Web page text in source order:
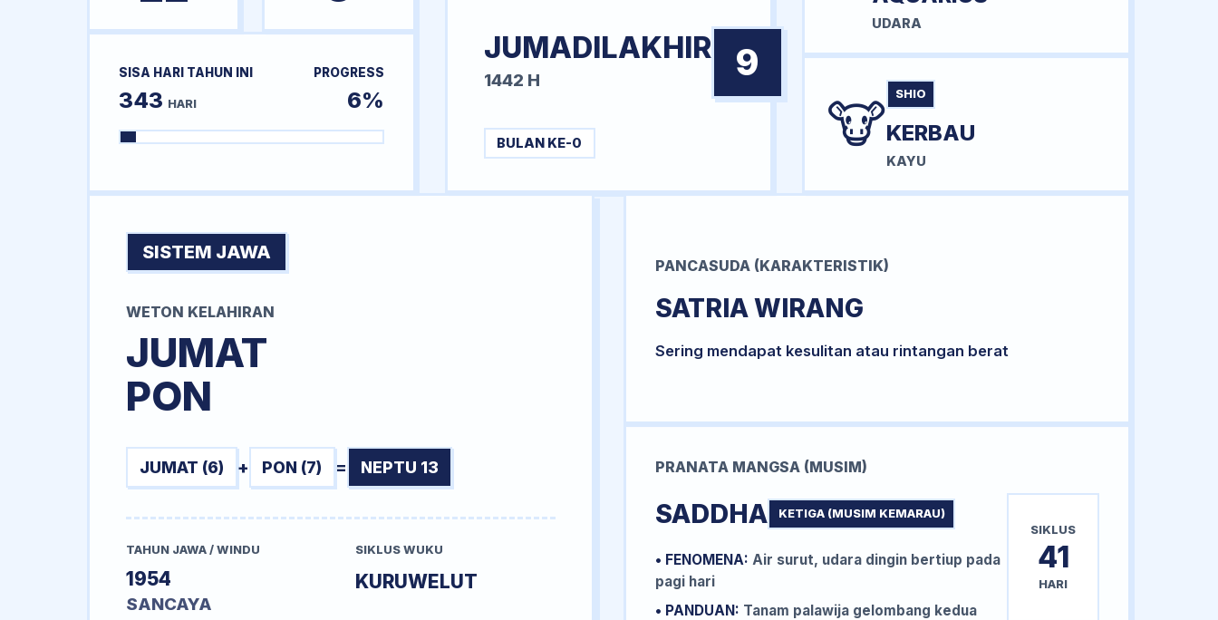
SISA HARI TAHUN INI
343 HARI
PROGRESS
6%
JUMADILAKHIR
1442 H 9
BULAN KE-0
UDARA
🐮 SHIO
KERBAU
KAYU
SISTEM JAWA
WETON KELAHIRAN
JUMAT
PON
JUMAT (6) + PON (7) = NEPTU 13
TAHUN JAWA / WINDU
1954
SANCAYA
SIKLUS WUKU
KURUWELUT
PANCASUDA (KARAKTERISTIK)
SATRIA WIRANG
Sering mendapat kesulitan atau rintangan berat
PRANATA MANGSA (MUSIM)
SADDHA KETIGA (MUSIM KEMARAU)
• FENOMENA: Air surut, udara dingin bertiup pada
pagi hari
• PANDUAN: Tanam palawija gelombang kedua
SIKLUS
41
HARI